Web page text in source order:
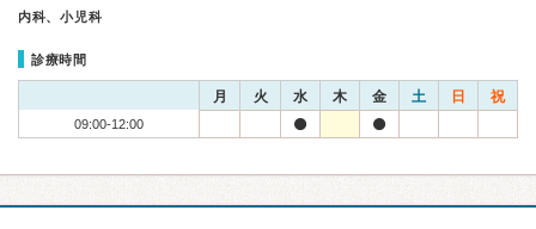
内科、小児科
診療時間
月 火 水 木 金 土 日 祝
09:00-12:00